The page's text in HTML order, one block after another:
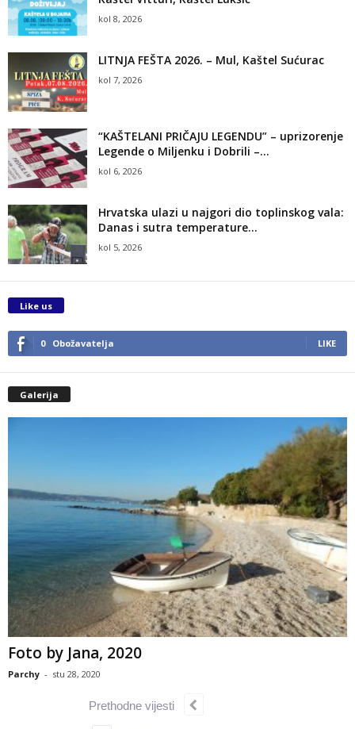
kol 8, 2026
LITNJA FEŠTA 2026. – Mul, Kaštel Sućurac
kol 7, 2026
“KAŠTELANI PRIČAJU LEGENDU” – uprizorenje
Legende o Miljenku i Dobrili –...
kol 6, 2026
Hrvatska ulazi u najgori dio toplinskog vala:
Danas i sutra temperature...
kol 5, 2026
Like us
0 Obožavatelja LIKE
Galerija
Foto by Jana, 2020
Parchy - stu 28, 2020
Prethodne vijesti